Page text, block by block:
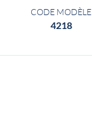
CODE MODÈLE
4218